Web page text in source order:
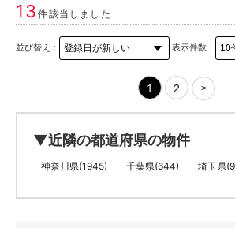
13件該当しました
並び替え： 表示件数：
1 2 >
▼近隣の都道府県の物件
神奈川県(1945) 千葉県(644) 埼玉県